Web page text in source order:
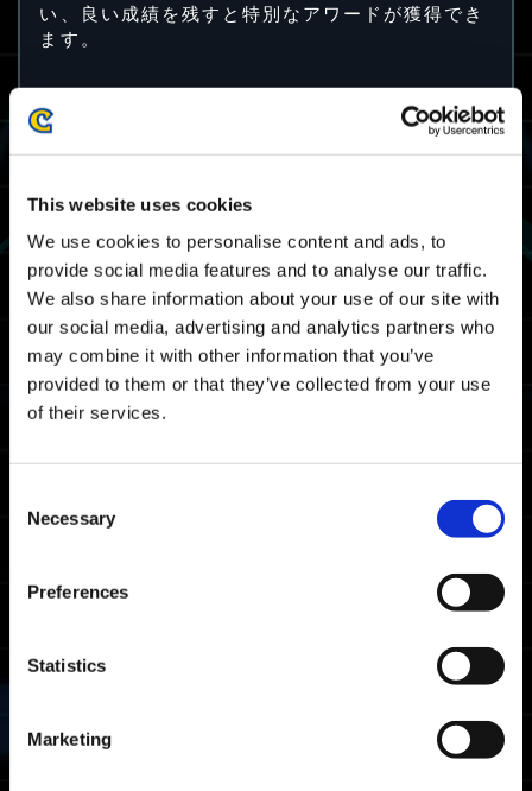
This website uses cookies
We use cookies to personalise content and ads, to
provide social media features and to analyse our traffic.
We also share information about your use of our site with
our social media, advertising and analytics partners who
may combine it with other information that you’ve
provided to them or that they’ve collected from your use
of their services.
Selection
Necessary
Preferences
Statistics
Marketing
い、良い成績を残すと特別なアワードが獲得でき
ます。
Stage 22開催期間
11:59 JST
02:59 UTC
フィールド
時空の狭間
報酬
取得条件
ランク
獲得ランクアワー
マスター